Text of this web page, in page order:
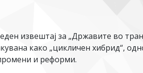
извештај за „Државите во
како „цикличен хибрид“,
и реформи.